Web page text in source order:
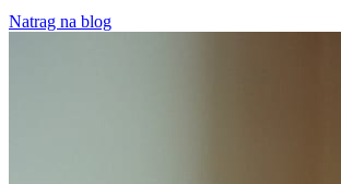
Natrag na blog